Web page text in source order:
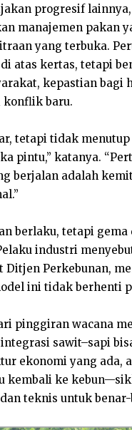
progresif
manajemen pakan
yang terbuka.
atas kertas, tetapi
kepastian bagi
konflik baru.
tetapi tidak
pintu,” katanya.
berjalan adalah
berlaku, tetapi
industri
Perkebunan,
ini tidak berhenti
pinggiran wacana
sawit–sapi
ekonomi yang ada,
kembali ke
teknis untuk